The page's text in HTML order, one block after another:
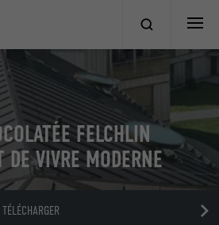
FELCHLIN
DE VIVRE MODERNE